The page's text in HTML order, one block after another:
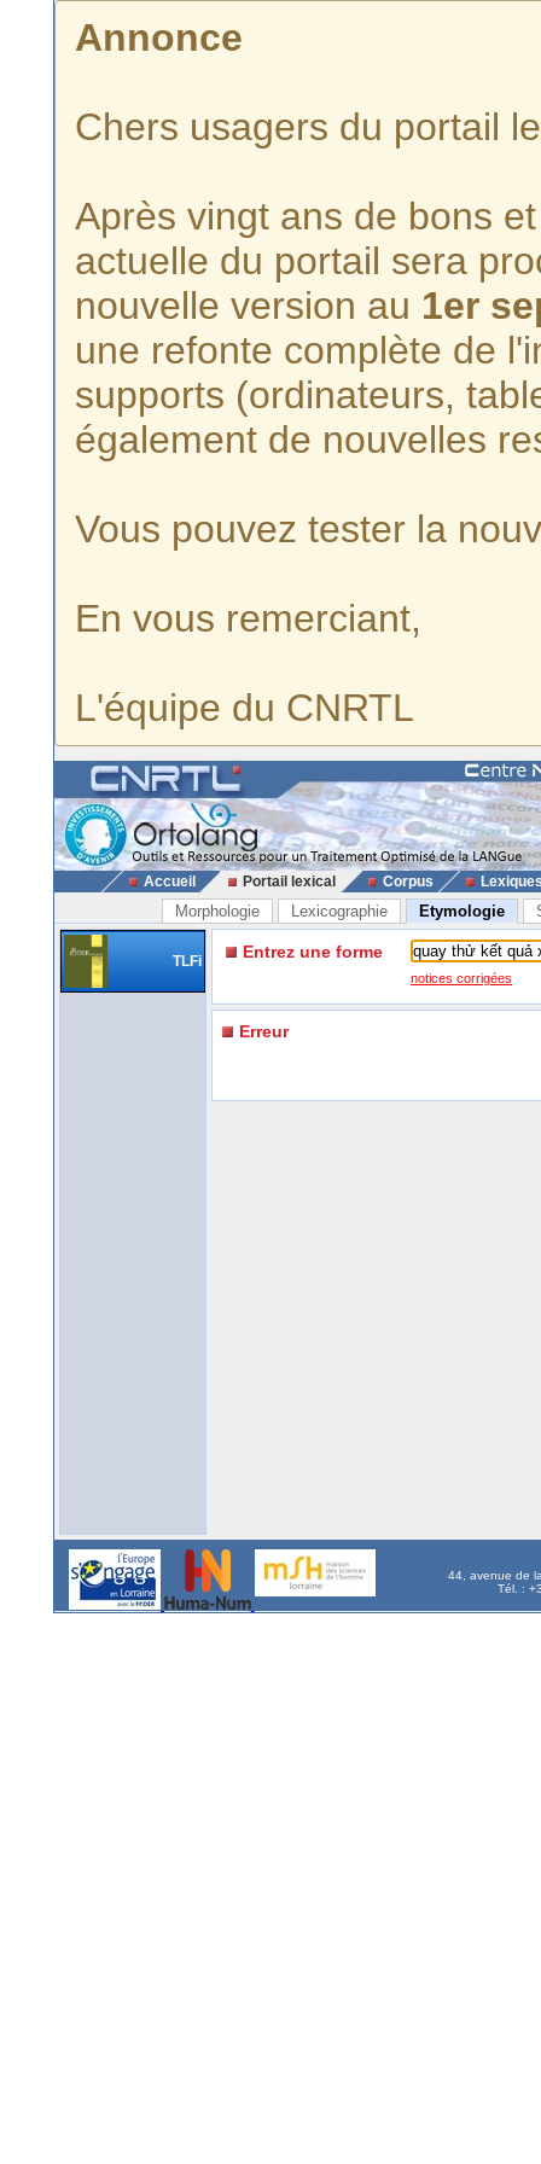
Annonce
Chers usagers du portail
Après vingt ans de bons
actuelle du portail sera
nouvelle version au 1er
une refonte complète de
supports (ordinateurs,
également de nouvelles
Vous pouvez tester la
En vous remerciant,
L'équipe du CNRTL
Accueil Portail lexical Corpus
Morphologie Lexicographie Etymologie
TLFi Entrez une forme
notices corrigées
Erreur
44, avenue de
Tél. :